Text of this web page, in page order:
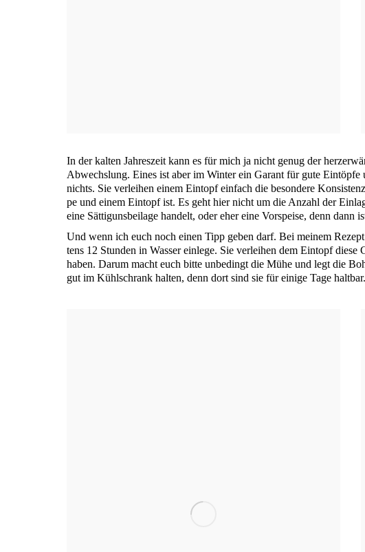
In der kal­ten Jah­res­zeit kann es für mich ja nicht genug der
Abwechs­lung. Eines ist aber im Win­ter ein Garant für gute
nichts. Sie ver­lei­hen einem Ein­topf ein­fach die beson­de­re
pe und einem Ein­topf ist. Es geht hier nicht um die Anzahl der
eine Sät­ti­guns­bei­la­ge han­delt, oder eher eine Vor­spei­se, denn dann
Und wenn ich euch noch einen Tipp geben darf. Bei mei­nem
tens 12 Stun­den in Was­ser ein­le­ge. Sie ver­lei­hen dem Ein­topf
haben. Dar­um macht euch bit­te unbe­dingt die Mühe und legt die
gut im Kühl­schrank hal­ten, denn dort sind sie für eini­ge Tage haltbar.